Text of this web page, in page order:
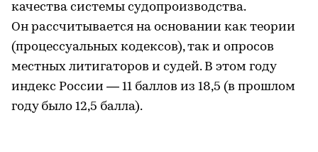
качества системы судопроизводства.
Он рассчитывается на основании как теории
(процессуальных кодексов), так и опросов
местных литигаторов и судей. В этом году
индекс России — 11 баллов из 18,5 (в прошлом
году было 12,5 балла).